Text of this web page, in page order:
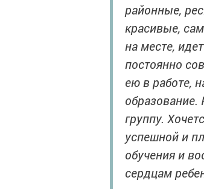
районные,
красивые,
на месте,
постоянно
ею в работе,
образование.
группу.
успешной и
обучения и
сердцам